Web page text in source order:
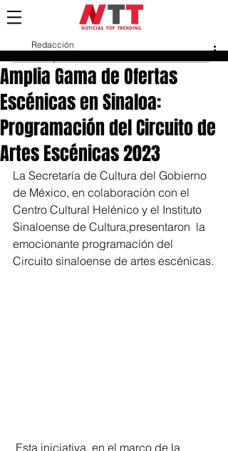
Amplia Gama de Ofertas
Escénicas en Sinaloa:
Programación del Circuito de
Artes Escénicas 2023
Redacción
La Secretaría de Cultura del Gobierno
de México, en colaboración con el
Centro Cultural Helénico y el Instituto
Sinaloense de Cultura,presentaron  la
emocionante programación del
Circuito sinaloense de artes escénicas.